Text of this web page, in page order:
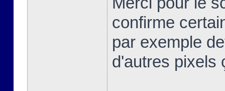
confirme
par exemple
d'autres pixels